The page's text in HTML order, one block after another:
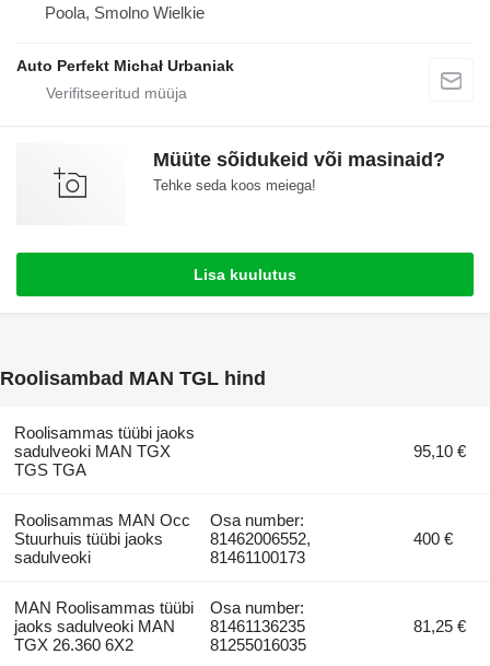
Poola, Smolno Wielkie
Auto Perfekt Michał Urbaniak
Müüte sõidukeid või masinaid?
Tehke seda koos meiega!
Lisa kuulutus
Roolisambad MAN TGL hind
Roolisammas tüübi jaoks
sadulveoki MAN TGX
TGS TGA
95,10 €
Roolisammas MAN Occ
Stuurhuis tüübi jaoks
sadulveoki
Osa number:
81462006552,
81461100173
400 €
MAN Roolisammas tüübi
jaoks sadulveoki MAN
TGX 26.360 6X2
Osa number:
81461136235
81255016035
81,25 €